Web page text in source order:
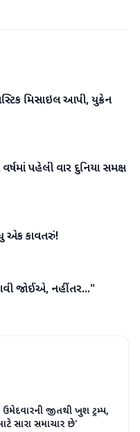
મિસાઇલ આપી, યુક્રેન
પહેલી વાર દુનિયા સમક્ષ
એક કાવતરું!
જોઈએ, નહીંતર..."
જીતથી ખુશ ટ્રમ્પ,
સારા સમાચાર છે'